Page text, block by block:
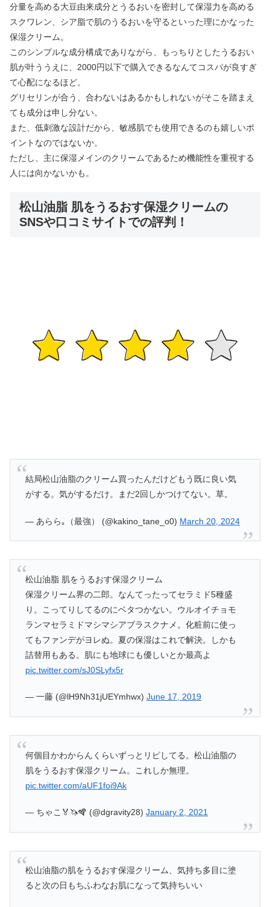
分量を高める大豆由来成分とうるおいを密封して保湿力を高める
スクワレン、シア脂で肌のうるおいを守るといった理にかなった
保湿クリーム。
このシンプルな成分構成でありながら、もっちりとしたうるおい
肌が叶ううえに、2000円以下で購入できるなんてコスパが良すぎ
て心配になるほど。
グリセリンが合う、合わないはあるかもしれないがそこを踏まえ
ても成分は申し分ない。
また、低刺激な設計だから、敏感肌でも使用できるのも嬉しいポ
イントなのではないか。
ただし、主に保湿メインのクリームであるため機能性を重視する
人には向かないかも。
松山油脂 肌をうるおす保湿クリームの
SNSや口コミサイトでの評判！
結局松山油脂のクリーム買ったんだけどもう既に良い気
がする。気がするだけ。まだ2回しかつけてない。草。
— あらら｡（最強） (@kakino_tane_o0) March 20, 2024
松山油脂 肌をうるおす保湿クリーム
保湿クリーム界の二郎。なんてったってセラミド5種盛
り。こってりしてるのにベタつかない。ウルオイチョモ
ランマセラミドマシマシアブラスクナメ。化粧前に使っ
てもファンデがヨレぬ。夏の保湿はこれで解決。しかも
詰替用もある。肌にも地球にも優しいとか最高よ
pic.twitter.com/sJ0SLyfx5r
— 一藤 (@lH9Nh31jUEYmhwx)June 17, 2019
何個目かわからんくらいずっとリピしてる。松山油脂の
肌をうるおす保湿クリーム。これしか無理。
pic.twitter.com/aUF1foi9Ak
— ちゃこ🏅🦄🪇 (@dgravity28)January 2, 2021
松山油脂の肌をうるおす保湿クリーム、気持ち多目に塗
ると次の日もちふわなお肌になって気持ちいい